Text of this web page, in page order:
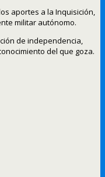
aportes a la Inquisición,
militar autónomo.
de independencia,
del que goza.